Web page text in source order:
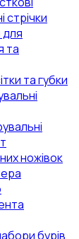
стрічки
та
та губки
ножівок
бурів